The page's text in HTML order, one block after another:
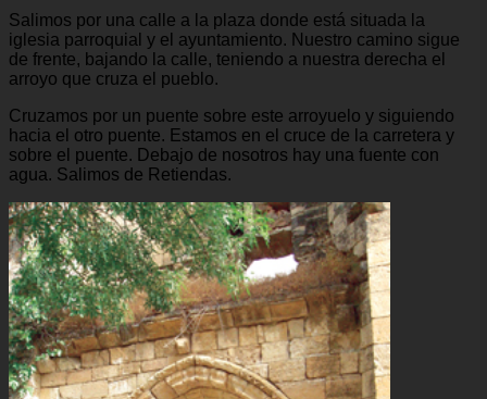
Salimos por una calle a la plaza donde está situada la
iglesia parroquial y el ayuntamiento. Nuestro camino sigue
de frente, bajando la calle, teniendo a nuestra derecha el
arroyo que cruza el pueblo.
Cruzamos por un puente sobre este arroyuelo y siguiendo
hacia el otro puente. Estamos en el cruce de la carretera y
sobre el puente. Debajo de nosotros hay una fuente con
agua. Salimos de Retiendas.